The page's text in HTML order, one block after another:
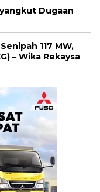
Dugaan
117 MW,
– Wika Rekaysa